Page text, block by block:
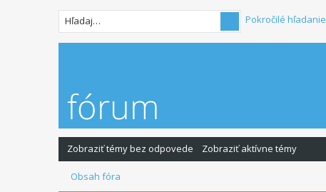
Pokročilé hľadanie
Zobraziť témy bez odpovede Zobraziť aktívne témy
Obsah fóra